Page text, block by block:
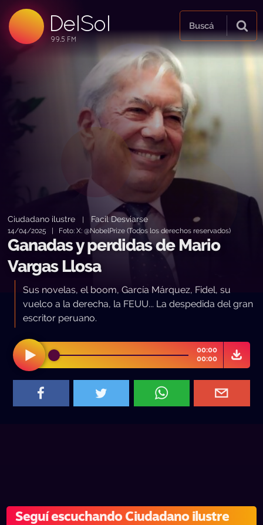
DelSol
99.5 FM
99.5 FM
99.5 FM
Buscá
Ciudadano ilustre Facil Desviarse
14/04/2025 | Foto: X: @NobelPrize (Todos los derechos reservados)
Ganadas y perdidas de Mario
Vargas Llosa
Sus novelas, el boom, García Márquez, Fidel, su
vuelco a la derecha, la FEUU... La despedida del gran
escritor peruano.
00:00
00:00
Seguí escuchando Ciudadano ilustre